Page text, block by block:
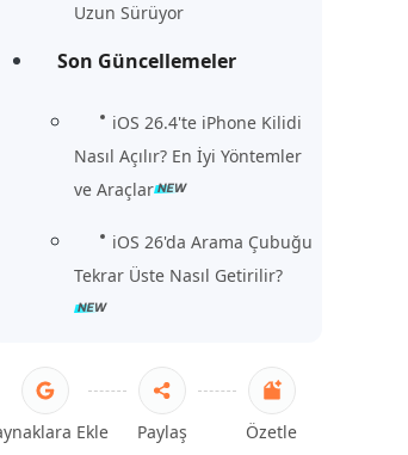
Uzun Sürüyor
Son Güncellemeler
iOS 26.4'te iPhone Kilidi
Nasıl Açılır? En İyi Yöntemler
ve Araçlar
iOS 26'da Arama Çubuğu
Tekrar Üste Nasıl Getirilir?
Ekle Paylaş Özetle